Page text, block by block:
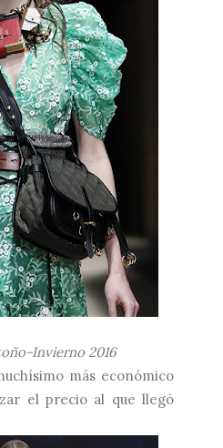
Invierno 2016
más económico
el precio al que llegó